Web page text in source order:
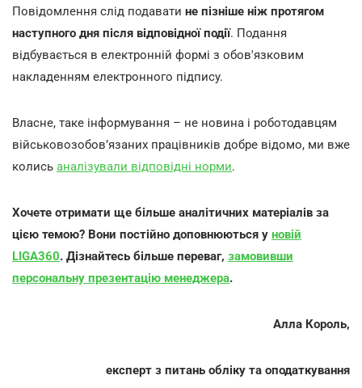
Повідомлення слід подавати не пізніше ніж протягом
наступного дня після відповідної події. Подання
відбувається в електронній формі з обов'язковим
накладенням електронного підпису.
Власне, таке інформування – не новина і роботодавцям
військовозобов’язаних працівників добре відомо, ми вже
колись аналізували відповідні норми.
Хочете отримати ще більше аналітичних матеріалів за
цією темою? Вони постійно доповнюються у новій
LIGA360. Дізнайтесь більше переваг, замовивши
персональну презентацію менеджера.
Алла Король,
експерт з питань обліку та оподаткування